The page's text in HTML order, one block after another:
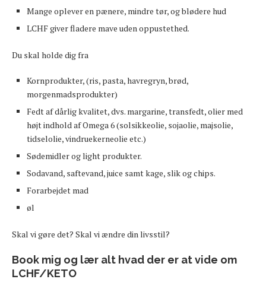
Mange oplever en pænere, mindre tør, og blødere hud
LCHF giver fladere mave uden oppustethed.
Du skal holde dig fra
Kornprodukter, (ris, pasta, havregryn, brød,
morgenmadsprodukter)
Fedt af dårlig kvalitet, dvs. margarine, transfedt, olier med
højt indhold af Omega 6 (solsikkeolie, sojaolie, majsolie,
tidselolie, vindruekerneolie etc.)
Sødemidler og light produkter.
Sodavand, saftevand, juice samt kage, slik og chips.
Forarbejdet mad
øl
Skal vi gøre det? Skal vi ændre din livsstil?
Book mig og lær alt hvad der er at vide om
LCHF/KETO